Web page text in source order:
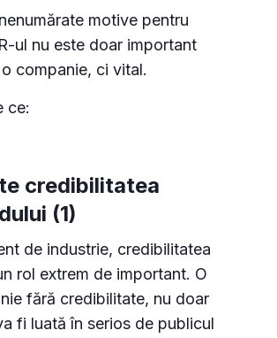
motive pentru
ul nu este doar important
companie, ci vital.
ce:
credibilitatea
(1)
de industrie, credibilitatea
rol extrem de important. O
fără credibilitate, nu doar
fi luată în serios de publicul